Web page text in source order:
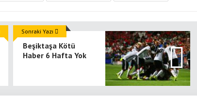
Beşiktaşa Kötü
Haber 6 Hafta Yok
Sonraki Yazı